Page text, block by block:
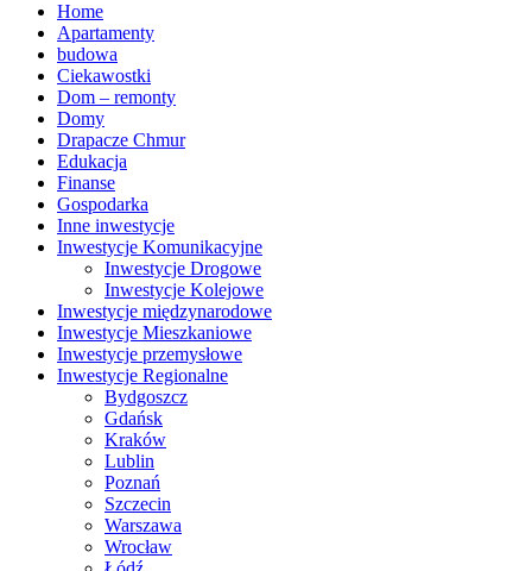
Home
Apartamenty
budowa
Ciekawostki
Dom – remonty
Domy
Drapacze Chmur
Edukacja
Finanse
Gospodarka
Inne inwestycje
Inwestycje Komunikacyjne
Inwestycje Drogowe
Inwestycje Kolejowe
Inwestycje międzynarodowe
Inwestycje Mieszkaniowe
Inwestycje przemysłowe
Inwestycje Regionalne
Bydgoszcz
Gdańsk
Kraków
Lublin
Poznań
Szczecin
Warszawa
Wrocław